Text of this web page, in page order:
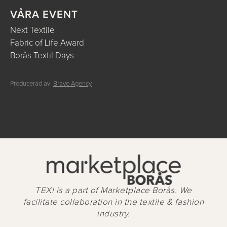
VÅRA EVENT
Next Textile
Fabric of Life Award
Borås Textil Days
Producerad av: Brave Agency
TEX! is a part of Marketplace Borås. We
facilitate collaboration in the textile & fashion
industry.